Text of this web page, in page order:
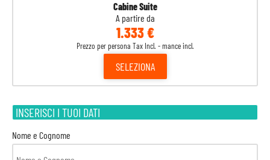
Cabine Suite
A partire da
1.333 €
Prezzo per persona Tax Incl. - mance incl.
SELEZIONA
INSERISCI I TUOI DATI
Nome e Cognome